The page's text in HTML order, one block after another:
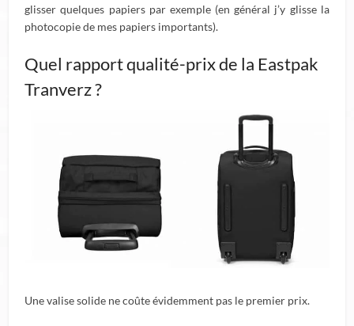
glisser quelques papiers par exemple (en général j’y glisse la
photocopie de mes papiers importants).
Quel rapport qualité-prix de la Eastpak
Tranverz ?
Une valise solide ne coûte évidemment pas le premier prix.